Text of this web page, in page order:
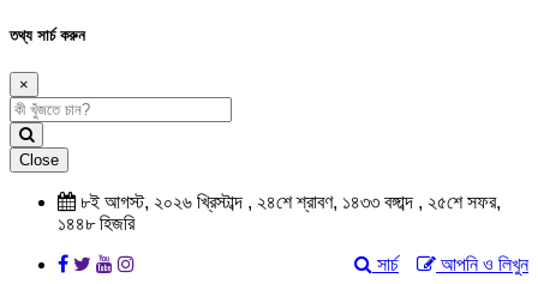
তথ্য সার্চ করুন
×
Close
৮ই আগস্ট, ২০২৬ খ্রিস্টাব্দ , ২৪শে শ্রাবণ, ১৪৩৩ বঙ্গাব্দ , ২৫শে সফর,
১৪৪৮ হিজরি
আপনি ও লিখুন
সার্চ